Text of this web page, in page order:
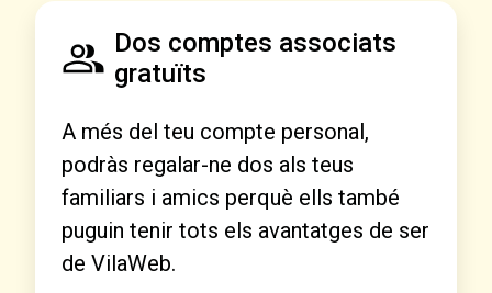
Dos comptes associats
gratuïts
A més del teu compte personal,
podràs regalar-ne dos als teus
familiars i amics perquè ells també
puguin tenir tots els avantatges de ser
de VilaWeb.